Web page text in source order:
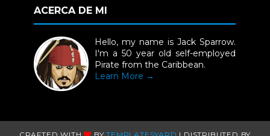
ACERCA DE MI
Hello, my name is Jack Sparrow.
I'm a 50 year old self-employed
Pirate from the Caribbean.
Learn More →